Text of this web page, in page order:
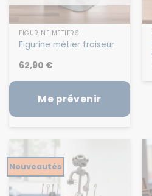
FIGURINE MÉTIERS
Figurine métier fraiseur
62,90 €
Me prévenir
Nouveautés